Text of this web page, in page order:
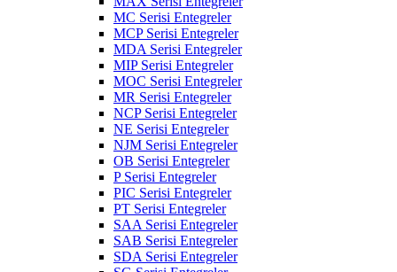
MC Serisi Entegreler
MCP Serisi Entegreler
MDA Serisi Entegreler
MIP Serisi Entegreler
MOC Serisi Entegreler
MR Serisi Entegreler
NCP Serisi Entegreler
NE Serisi Entegreler
NJM Serisi Entegreler
OB Serisi Entegreler
P Serisi Entegreler
PIC Serisi Entegreler
PT Serisi Entegreler
SAA Serisi Entegreler
SAB Serisi Entegreler
SDA Serisi Entegreler